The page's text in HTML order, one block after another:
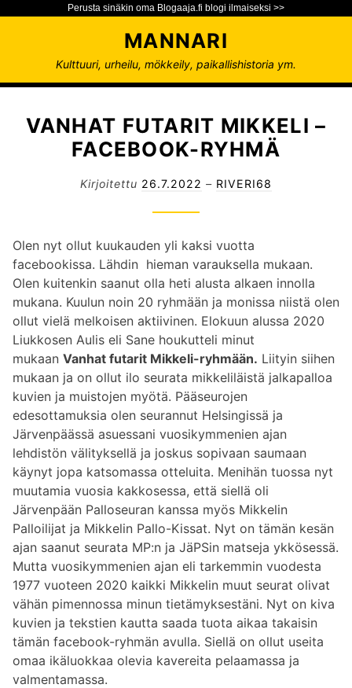
Perusta sinäkin oma Blogaaja.fi blogi ilmaiseksi >>
r
MANNARI
Kulttuuri, urheilu, mökkeily, paikallishistoria ym.
VANHAT FUTARIT MIKKELI –
FACEBOOK-RYHMÄ
Kirjoitettu 26.7.2022 – RIVERI68
Olen nyt ollut kuukauden yli kaksi vuotta
facebookissa. Lähdin hieman varauksella mukaan.
Olen kuitenkin saanut olla heti alusta alkaen innolla
mukana. Kuulun noin 20 ryhmään ja monissa niistä olen
ollut vielä melkoisen aktiivinen. Elokuun alussa 2020
Liukkosen Aulis eli Sane houkutteli minut
mukaan Vanhat futarit Mikkeli-ryhmään. Liityin siihen
mukaan ja on ollut ilo seurata mikkeliläistä jalkapalloa
kuvien ja muistojen myötä. Pääseurojen
edesottamuksia olen seurannut Helsingissä ja
Järvenpäässä asuessani vuosikymmenien ajan
lehdistön välityksellä ja joskus sopivaan saumaan
käynyt jopa katsomassa otteluita. Menihän tuossa nyt
muutamia vuosia kakkosessa, että siellä oli
Järvenpään Palloseuran kanssa myös Mikkelin
Palloilijat ja Mikkelin Pallo-Kissat. Nyt on tämän kesän
ajan saanut seurata MP:n ja JäPSin matseja ykkösessä.
Mutta vuosikymmenien ajan eli tarkemmin vuodesta
1977 vuoteen 2020 kaikki Mikkelin muut seurat olivat
vähän pimennossa minun tietämyksestäni. Nyt on kiva
kuvien ja tekstien kautta saada tuota aikaa takaisin
tämän facebook-ryhmän avulla. Siellä on ollut useita
omaa ikäluokkaa olevia kavereita pelaamassa ja
valmentamassa.